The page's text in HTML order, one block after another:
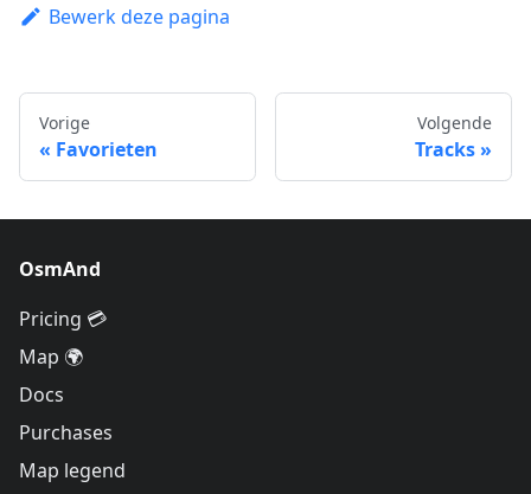
Bewerk deze pagina
Vorige
Favorieten
Volgende
Tracks
OsmAnd
Pricing 💳
Map 🌍
Docs
Purchases
Map legend